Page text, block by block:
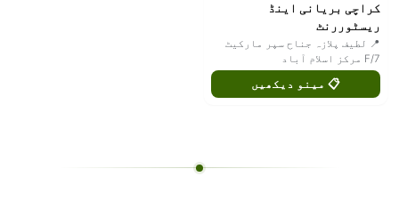
کراچی بریانی اینڈ
ریسٹوررنٹ
📍 لطیف پلازہ جناح سپر مارکیٹ
F/7 مرکز اسلام آباد
📋 مینو دیکھیں